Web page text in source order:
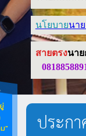
นโยบายนา
สายตรงนาย
"
ประก